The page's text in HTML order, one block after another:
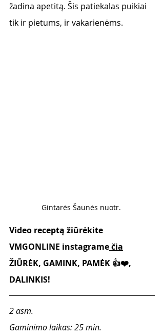
žadina apetitą. Šis patiekalas puikiai
tik ir pietums, ir vakarienėms.
Gintarės Šaunės nuotr.
Video receptą žiūrėkite
VMGONLINE instagrame čia
ŽIŪRĖK, GAMINK, PAMĖK 👍❤️,
DALINKIS!
2 asm.
Gaminimo laikas: 25 min.